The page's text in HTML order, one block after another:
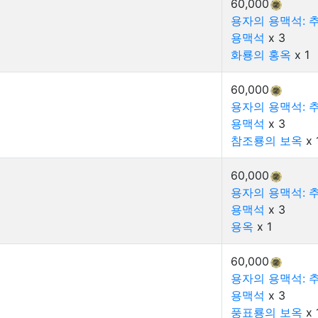
60,000
용자의 용맥석:
용맥석 x 3
화룡의 홍옥 x 1
60,000
용자의 용맥석:
용맥석 x 3
참조룡의 보옥 x
60,000
용자의 용맥석:
용맥석 x 3
용옥 x 1
60,000
용자의 용맥석:
용맥석 x 3
풍표룡의 보옥 x